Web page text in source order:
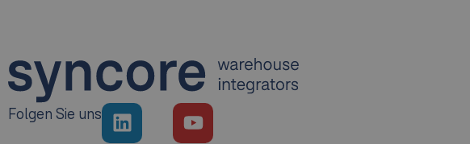
Folgen Sie uns